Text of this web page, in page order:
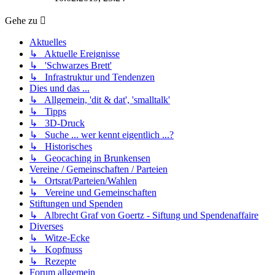
Gehe zu
Aktuelles
↳ Aktuelle Ereignisse
↳ 'Schwarzes Brett'
↳ Infrastruktur und Tendenzen
Dies und das ...
↳ Allgemein, 'dit & dat', 'smalltalk'
↳ Tipps
↳ 3D-Druck
↳ Suche ... wer kennt eigentlich ...?
↳ Historisches
↳ Geocaching in Brunkensen
Vereine / Gemeinschaften / Parteien
↳ Ortsrat/Parteien/Wahlen
↳ Vereine und Gemeinschaften
Stiftungen und Spenden
↳ Albrecht Graf von Goertz - Siftung und Spendenaffaire
Diverses
↳ Witze-Ecke
↳ Kopfnuss
↳ Rezepte
Forum allgemein